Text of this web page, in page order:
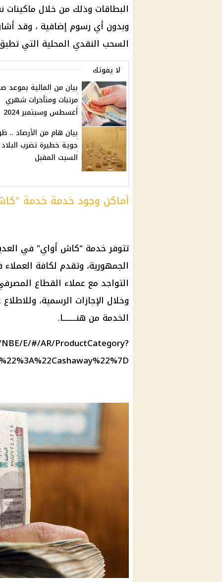
وبدون أي رسوم إضافية ، وقد
السحب النقدي المحلية التي
لا يفوتك
بيان من المالية بموعد
مرتبات ومتأخرات شهري
أغسطس وسبتمبر 2024
بيان هام من الأرصاد ..
جوية خطيرة تضرب
السبت المقبل
أماكن وجود خدمة خدمة
تتوفر خدمة "كاش أواي" في
الجمهورية، وتقدم لكافة
وخلال الإجازات الرسمية،
الخدمة من هنـــــــــا.
E/#/AR/ProductCategory?